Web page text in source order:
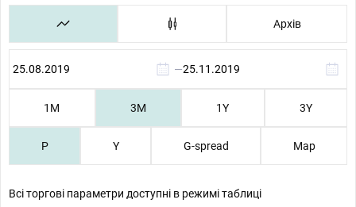
Архів
—
1М 3М 1Y 3Y
P Y G-spread Map
Всі торгові параметри доступні в режимі таблиці